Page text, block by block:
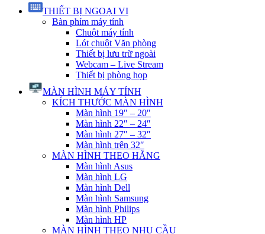
THIẾT BỊ NGOẠI VI
Bàn phím máy tính
Chuột máy tính
Lót chuột Văn phòng
Thiết bị lưu trữ ngoài
Webcam – Live Stream
Thiết bị phòng họp
MÀN HÌNH MÁY TÍNH
KÍCH THƯỚC MÀN HÌNH
Màn hình 19″ – 20″
Màn hình 22″ – 24″
Màn hình 27″ – 32″
Màn hình trên 32″
MÀN HÌNH THEO HÃNG
Màn hình Asus
Màn hình LG
Màn hình Dell
Màn hình Samsung
Màn hình Philips
Màn hình HP
MÀN HÌNH THEO NHU CẦU